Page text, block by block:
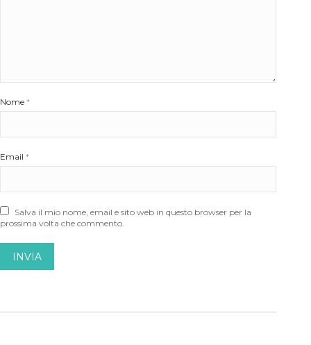
Nome *
Email *
Salva il mio nome, email e sito web in questo browser per la
prossima volta che commento.